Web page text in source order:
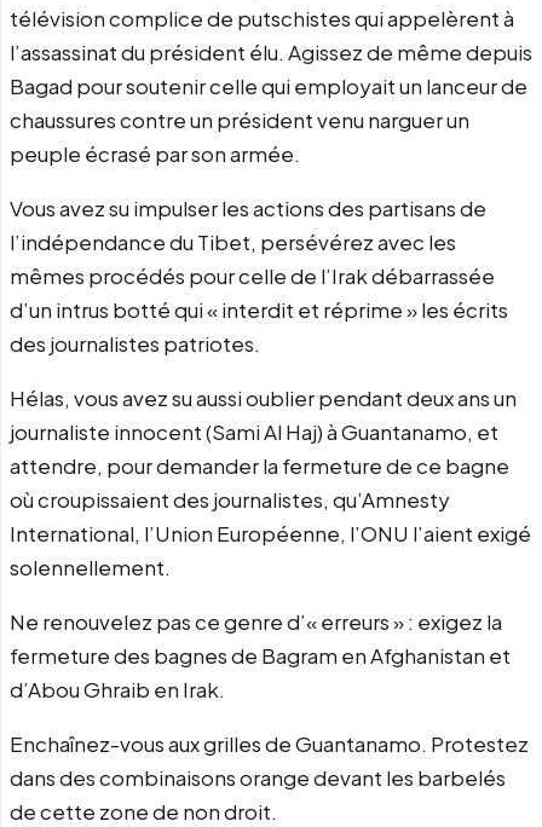
télévision complice de putschistes qui appelèrent à
l’assassinat du président élu. Agissez de même depuis
Bagad pour soutenir celle qui employait un lanceur de
chaussures contre un président venu narguer un
peuple écrasé par son armée.
Vous avez su impulser les actions des partisans de
l’indépendance du Tibet, persévérez avec les
mêmes procédés pour celle de l’Irak débarrassée
d’un intrus botté qui « interdit et réprime » les écrits
des journalistes patriotes.
Hélas, vous avez su aussi oublier pendant deux ans un
journaliste innocent (Sami Al Haj) à Guantanamo, et
attendre, pour demander la fermeture de ce bagne
où croupissaient des journalistes, qu’Amnesty
International, l’Union Européenne, l’ONU l’aient exigé
solennellement.
Ne renouvelez pas ce genre d’« erreurs » : exigez la
fermeture des bagnes de Bagram en Afghanistan et
d’Abou Ghraib en Irak.
Enchaînez-vous aux grilles de Guantanamo. Protestez
dans des combinaisons orange devant les barbelés
de cette zone de non droit.